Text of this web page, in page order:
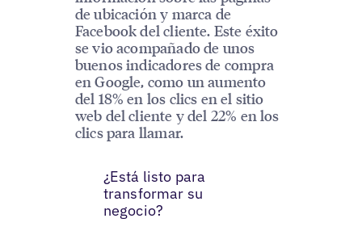
de ubicación y marca de
Facebook del cliente. Este éxito
se vio acompañado de unos
buenos indicadores de compra
en Google, como un aumento
del 18% en los clics en el sitio
web del cliente y del 22% en los
clics para llamar.
¿Está listo para
transformar su
negocio?